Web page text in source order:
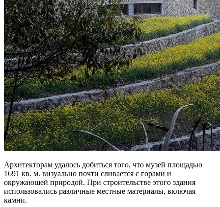
Архитекторам удалось добиться того, что музей площадью
1691 кв. м. визуально почти сливается с горами и
окружающей природой. При строительстве этого здания
использовались различные местные материалы, включая
камни.